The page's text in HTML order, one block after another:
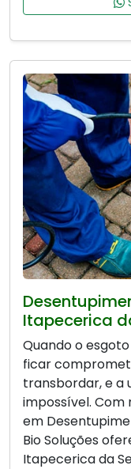
Itapecerica
Quando o
ficar
transbordar, e a
impossível. Com
em
Bio Soluções
Itapecerica da